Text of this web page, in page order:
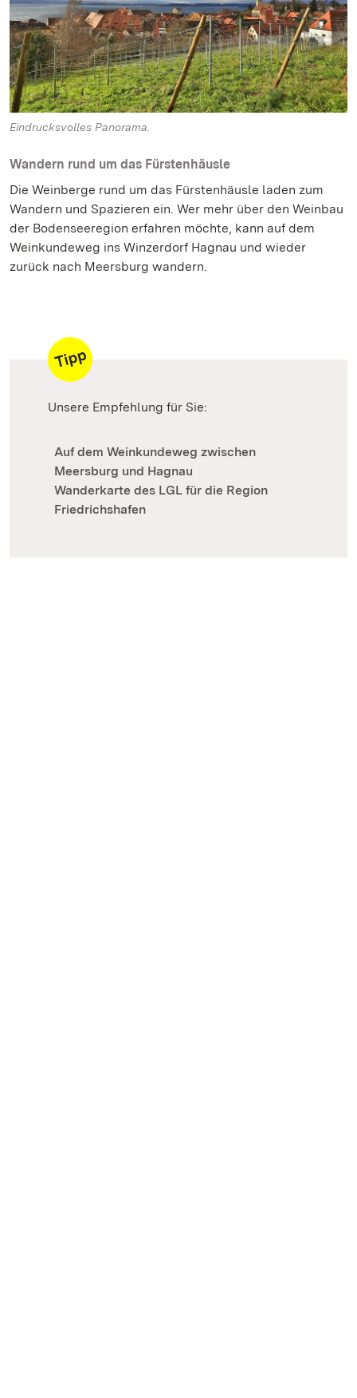
Eindrucksvolles Panorama.
Wandern rund um das Fürstenhäusle
Die Weinberge rund um das Fürstenhäusle laden zum
Wandern und Spazieren ein. Wer mehr über den Weinbau
der Bodenseeregion erfahren möchte, kann auf dem
Weinkundeweg ins Winzerdorf Hagnau und wieder
zurück nach Meersburg wandern.
Unsere Empfehlung für Sie:
Auf dem Weinkundeweg zwischen
Meersburg und Hagnau
Wanderkarte des LGL für die Region
Friedrichshafen